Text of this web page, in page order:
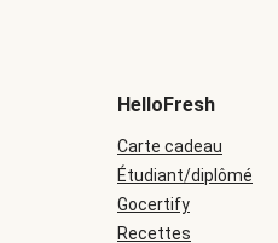
HelloFresh
Carte cadeau
Étudiant/diplômé
Gocertify
Recettes